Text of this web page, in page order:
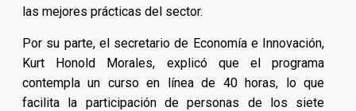
las mejores prácticas del sector.
Por su parte, el secretario de Economía e Innovación,
Kurt Honold Morales, explicó que el programa
contempla un curso en línea de 40 horas, lo que
facilita la participación de personas de los siete